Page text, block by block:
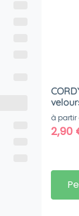
à partir
2,90